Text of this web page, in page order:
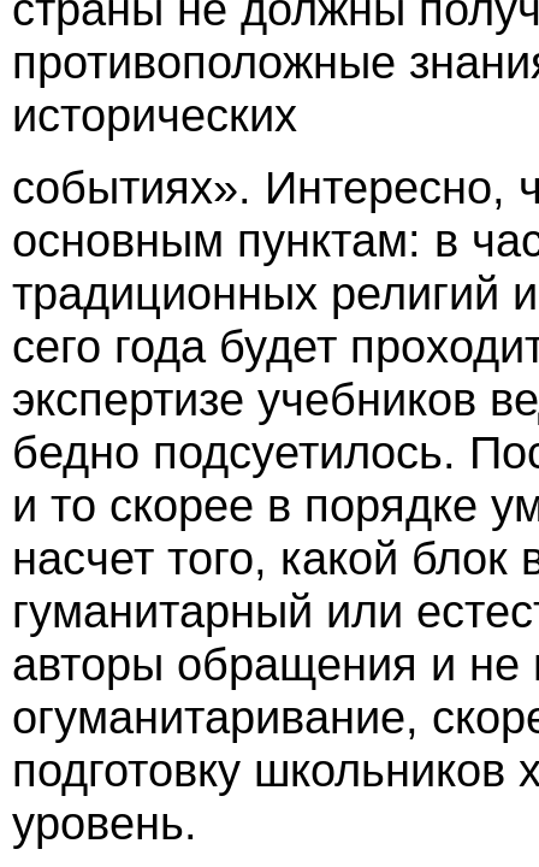
противоположные
исторических
событиях». Интересно,
основным пунктам: в
традиционных религий
сего года будет
экспертизе учебников
бедно подсуетилось.
и то скорее в порядке
насчет того, какой блок
гуманитарный или
авторы обращения и не
огуманитаривание,
подготовку
уровень.